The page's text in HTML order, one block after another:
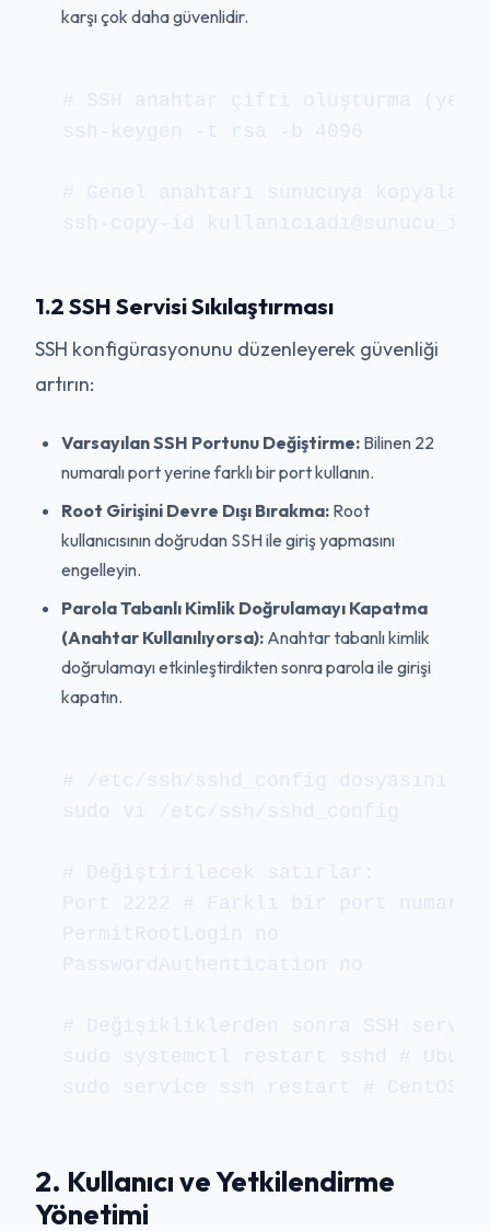
karşı çok daha güvenlidir.
1.2 SSH Servisi Sıkılaştırması
SSH konfigürasyonunu düzenleyerek güvenliği
artırın:
Varsayılan SSH Portunu Değiştirme: Bilinen 22
numaralı port yerine farklı bir port kullanın.
Root Girişini Devre Dışı Bırakma: Root
kullanıcısının doğrudan SSH ile giriş yapmasını
engelleyin.
Parola Tabanlı Kimlik Doğrulamayı Kapatma
(Anahtar Kullanılıyorsa): Anahtar tabanlı kimlik
doğrulamayı etkinleştirdikten sonra parola ile girişi
kapatın.
2. Kullanıcı ve Yetkilendirme
Yönetimi